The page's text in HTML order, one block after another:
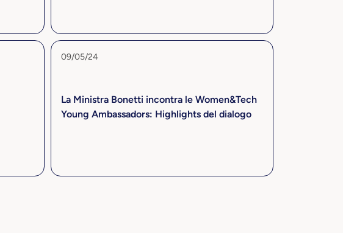
09/05/24
La Ministra Bonetti incontra le Women&Tech
Young Ambassadors: Highlights del dialogo